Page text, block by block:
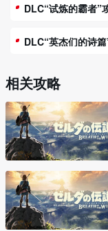
DLC“试炼的霸者”
DLC“英杰们的诗
相关攻略